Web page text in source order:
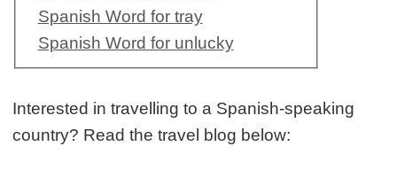
Spanish Word for tray
Spanish Word for unlucky
Interested in travelling to a Spanish-speaking
country? Read the travel blog below: